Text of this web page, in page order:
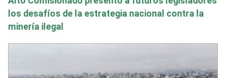
los desafíos de la estrategia nacional contra la
minería ilegal